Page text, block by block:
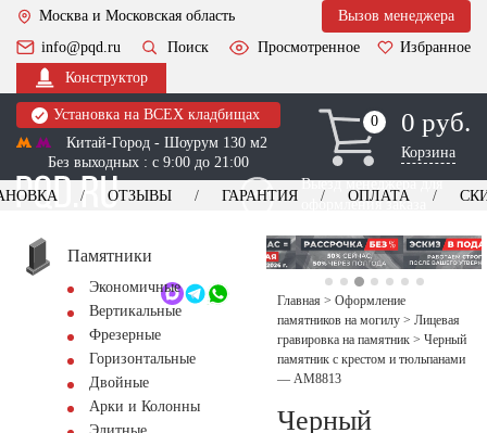
Москва и Московская область
Вызов менеджера
info@pqd.ru
Поиск Просмотренное
Избранное
Конструктор
Установка на ВСЕХ кладбищах
Китай-Город - Шоурум 130 м2
Без выходных : с 9:00 до 21:00
0
0 0 руб.
Корзина
Выезд менеджера для
оформления заказа
+7 (495) 518-44-23
Обратный звонок
ОТЗЫВЫ ГАРАНТИЯ ОПЛАТА
Памятники
Экономичные
Вертикальные
Фрезерные
Горизонтальные
Двойные
Арки и Колонны
Главная > Оформление
памятников на могилу > Лицевая
гравировка на памятник > Черный
памятник с крестом и тюльпанами
— AM8813
Черный